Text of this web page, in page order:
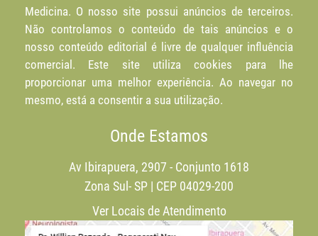
Medicina. O nosso site possui anúncios de terceiros.
Não controlamos o conteúdo de tais anúncios e o
nosso conteúdo editorial é livre de qualquer influência
comercial. Este site utiliza cookies para lhe
proporcionar uma melhor experiência. Ao navegar no
mesmo, está a consentir a sua utilização.
Onde Estamos
Av Ibirapuera, 2907 - Conjunto 1618
Zona Sul- SP | CEP 04029-200
Ver Locais de Atendimento